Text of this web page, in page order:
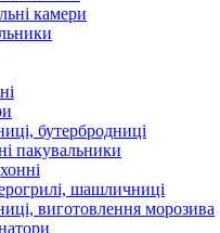
камери
бутербродниці
пакувальники
шашличниці
виготовлення морозива